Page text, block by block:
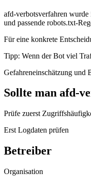
afd-verbotsverfahren
und passende robots.txt-
Für eine konkrete
Tipp: Wenn der Bot viel
Gefahreneinschätzung und
Sollte man afd-
Prüfe zuerst
Erst Logdaten prüfen
Betreiber
Organisation